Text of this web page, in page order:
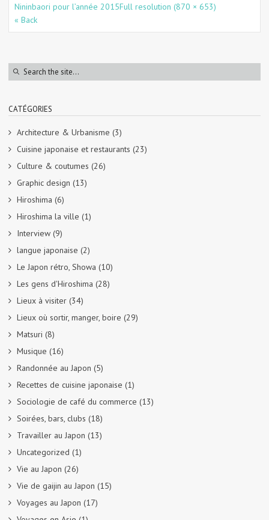
Nininbaori pour l’année 2015Full resolution (870 × 653)
« Back
CATÉGORIES
Architecture & Urbanisme (3)
Cuisine japonaise et restaurants (23)
Culture & coutumes (26)
Graphic design (13)
Hiroshima (6)
Hiroshima la ville (1)
Interview (9)
langue japonaise (2)
Le Japon rétro, Showa (10)
Les gens d'Hiroshima (28)
Lieux à visiter (34)
Lieux où sortir, manger, boire (29)
Matsuri (8)
Musique (16)
Randonnée au Japon (5)
Recettes de cuisine japonaise (1)
Sociologie de café du commerce (13)
Soirées, bars, clubs (18)
Travailler au Japon (13)
Uncategorized (1)
Vie au Japon (26)
Vie de gaijin au Japon (15)
Voyages au Japon (17)